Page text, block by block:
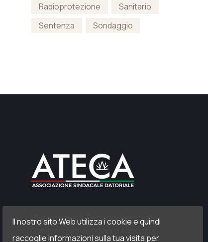
Radioprotezione
Sanitario
Sentenza
Sondaggio
L’Associazione Terziario Esercenti
Commercianti Artigiani e Agricoltori
Il nostro sito Web utilizza i cookie e quindi
raccoglie informazioni sulla tua visita per